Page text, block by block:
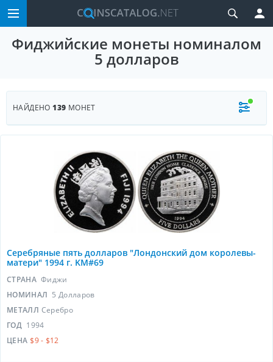
Фиджийские монеты номиналом
5 долларов
НАЙДЕНО139 МОНЕТ
Серебряные пять долларов "Лондонский дом королевы-
матери" 1994 г. KM#69
СТРАНА Фиджи
НОМИНАЛ 5 Долларов
МЕТАЛЛ Серебро
ГОД 1994
ЦЕНА $9 - $12